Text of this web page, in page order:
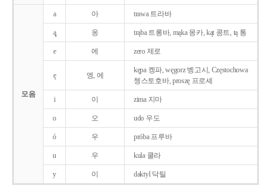
모음
a 아 trawa 트라바
ą̨ 옹 trąba 트롱바, mąka 몽카, kąt 콩트, tą 통
e 에 zero 제로
ę 엥, 에
kępa 켕파, węgorz 벵고시, Częstochowa
쳉스토호바, proszę 프로셰
i 이 zima 지마
o 오 udo 우도
ó 우 próba 프루바
u 우 kula 쿨라
y 이 daktyl 닥틸